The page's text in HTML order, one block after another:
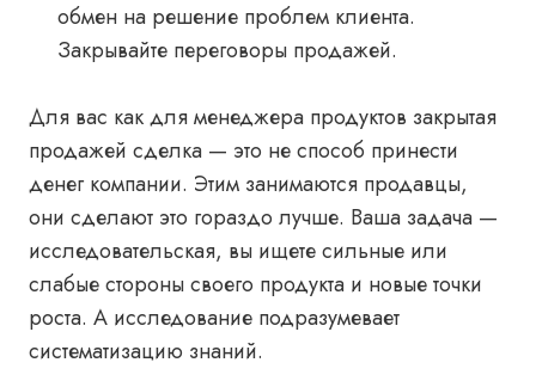
обмен на решение проблем клиента.
Закрывайте переговоры продажей.
Для вас как для менеджера продуктов закрытая
продажей сделка — это не способ принести
денег компании. Этим занимаются продавцы,
они сделают это гораздо лучше. Ваша задача —
исследовательская, вы ищете сильные или
слабые стороны своего продукта и новые точки
роста. А исследование подразумевает
систематизацию знаний.